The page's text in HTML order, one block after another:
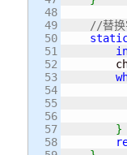
48
49
50
51
52
53
54
55
56
57
58
//替换
}